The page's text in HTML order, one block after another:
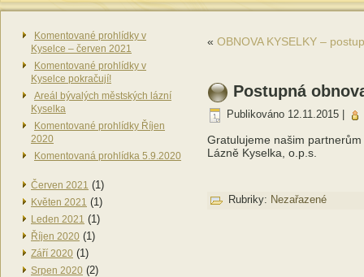
Komentované prohlídky v
Kyselce – červen 2021
Komentované prohlídky v
Kyselce pokračují!
Areál bývalých městských lázní
Kyselka
Komentované prohlídky Říjen
2020
Komentovaná prohlídka 5.9.2020
Červen 2021 (1)
Květen 2021 (1)
Leden 2021 (1)
Říjen 2020 (1)
Září 2020 (1)
Srpen 2020 (2)
« OBNOVA KYSELKY –
Postupná
Publikováno 12.11.2015
Gratulujeme našim
Lázně Kyselka, o.p.s.
Rubriky: Nezařazené